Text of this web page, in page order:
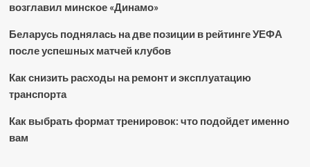
возглавил минское «Динамо»
Беларусь поднялась на две позиции в рейтинге УЕФА
после успешных матчей клубов
Как снизить расходы на ремонт и эксплуатацию
транспорта
Как выбрать формат тренировок: что подойдет именно
вам